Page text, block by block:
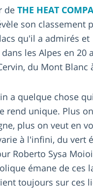
de THE HEAT
son classement
qu'il a admirés et
les Alpes en 20
du Mont Blanc
a quelque chose
rend unique. Plus
plus on veut en
à l'infini, du vert
Roberto Sysa
émane de ces
toujours sur ces